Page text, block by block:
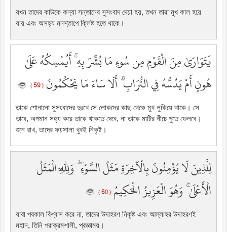
যখন তাদের কাউকে কন্যা সন্তানের সুসংবাদ দেয়া হয়, তখন তারা মুখ কাল হয়ে
যায় এবং অসহ্য মনস্তাপে ক্লিষ্ট হতে থাকে।
يَتَوَارَىٰ مِنَ الْقَوْمِ مِن سُوءِ مَا بُشِّرَ بِهِ ۚ أَيُمْسِكُهُ عَلَىٰ
هُونٍ أَمْ يَدُسُّهُ فِي التُّرَابِ ۗ أَلَا سَاءَ مَا يَحْكُمُونَ ( 59 )
তাকে শোনানো সুসংবাদের দুঃখে সে লোকদের কাছ থেকে মুখ লুকিয়ে থাকে। সে
ভাবে, অপমান সহ্য করে তাকে থাকতে দেবে, না তাকে মাটির নীচে পুতে ফেলবে।
শুনে রাখ, তাদের ফয়সালা খুবই নিকৃষ্ট।
لِلَّذِينَ لَا يُؤْمِنُونَ بِالْآخِرَةِ مَثَلُ السَّوْءِ ۖ وَلِلَّهِ الْمَثَلُ
الْأَعْلَىٰ ۚ وَهُوَ الْعَزِيزُ الْحَكِيمُ ( 60 )
যারা পরকাল বিশ্বাস করে না, তাদের উদাহরণ নিকৃষ্ট এবং আল্লাহর উদাহরণই
মহান, তিনি পরাক্রমশালী, প্রজ্ঞাময়।